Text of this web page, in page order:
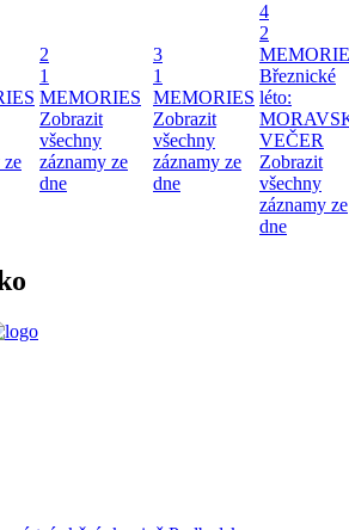
ze
2
1
MEMORIES
Zobrazit
všechny
záznamy ze
dne
3
1
MEMORIES
Zobrazit
všechny
záznamy ze
dne
4
2
Březnické
léto:
VEČER
Zobrazit
všechny
záznamy ze
dne